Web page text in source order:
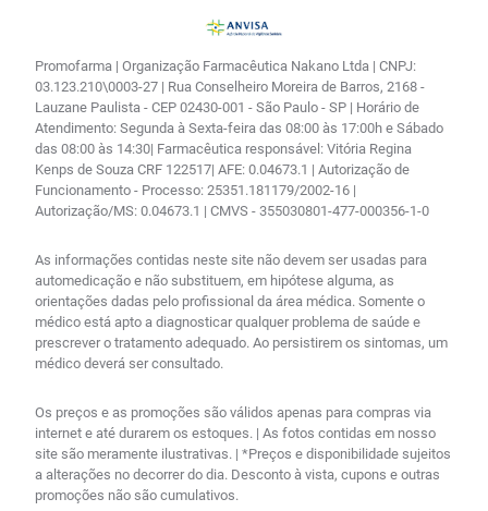
Promofarma | Organização Farmacêutica Nakano Ltda | CNPJ:
03.123.210\0003-27 | Rua Conselheiro Moreira de Barros, 2168 -
Lauzane Paulista - CEP 02430-001 - São Paulo - SP | Horário de
Atendimento: Segunda à Sexta-feira das 08:00 às 17:00h e Sábado
das 08:00 às 14:30| Farmacêutica responsável: Vitória Regina
Kenps de Souza CRF 122517| AFE: 0.04673.1 | Autorização de
Funcionamento - Processo: 25351.181179/2002-16 |
Autorização/MS: 0.04673.1 | CMVS - 355030801-477-000356-1-0
As informações contidas neste site não devem ser usadas para
automedicação e não substituem, em hipótese alguma, as
orientações dadas pelo profissional da área médica. Somente o
médico está apto a diagnosticar qualquer problema de saúde e
prescrever o tratamento adequado. Ao persistirem os sintomas, um
médico deverá ser consultado.
Os preços e as promoções são válidos apenas para compras via
internet e até durarem os estoques. | As fotos contidas em nosso
site são meramente ilustrativas. | *Preços e disponibilidade sujeitos
a alterações no decorrer do dia. Desconto à vista, cupons e outras
promoções não são cumulativos.